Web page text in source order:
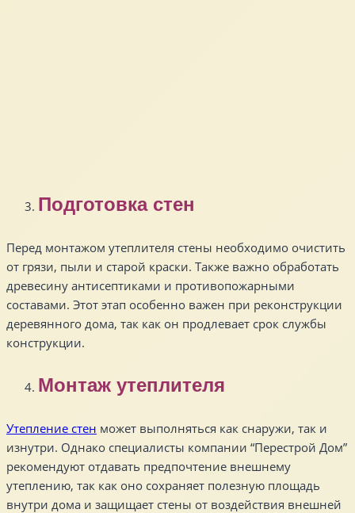
Подготовка стен
Перед монтажом утеплителя стены необходимо очистить
от грязи, пыли и старой краски. Также важно обработать
древесину антисептиками и противопожарными
составами. Этот этап особенно важен при реконструкции
деревянного дома, так как он продлевает срок службы
конструкции.
Монтаж утеплителя
Утепление стен может выполняться как снаружи, так и
изнутри. Однако специалисты компании “Перестрой Дом”
рекомендуют отдавать предпочтение внешнему
утеплению, так как оно сохраняет полезную площадь
внутри дома и защищает стены от воздействия внешней